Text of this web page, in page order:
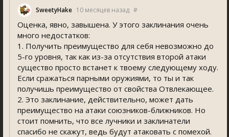
SweetyHake 10 месяцев назад #
Оценка, явно, завышена. У этого заклинания очень
много недостатков:
1. Получить преимущество для себя невозможно до
5-го уровня, так как из-за отсутствия второй атаки
существо просто встанет к твоему следующему ходу.
Если сражаться парными оружиями, то ты и так
получишь преимущество от свойства Отвлекающее.
2. Это заклинание, действительно, может дать
преимущество на атаки союзников-ближников. Но
стоит помнить, что все лучники и заклинатели
спасибо не скажут, ведь будут атаковать с помехой.